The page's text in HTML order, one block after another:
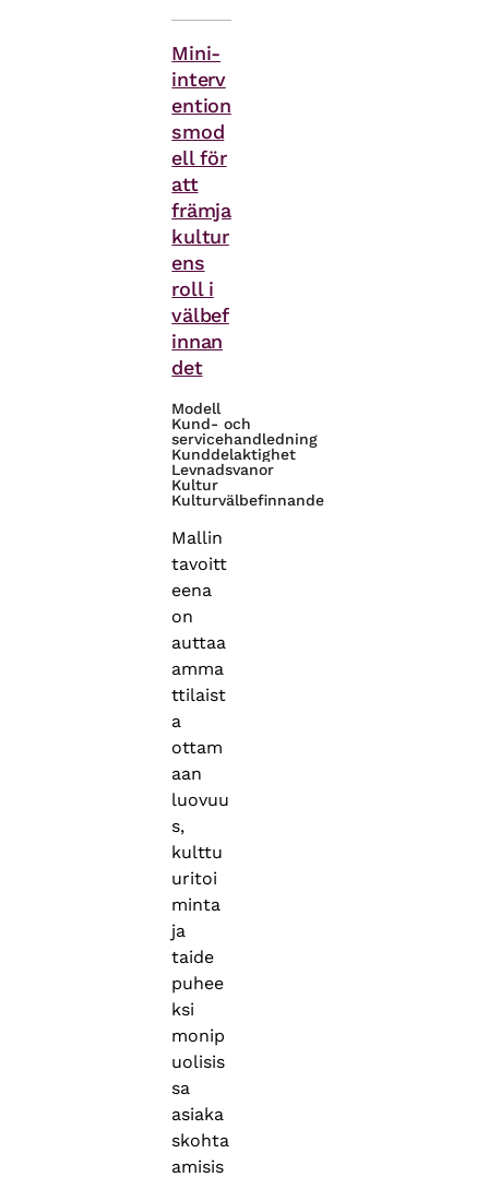
Mini-
interv
ention
smod
ell för
att
främja
kultur
ens
roll i
välbef
innan
det
Modell
Kund- och
servicehandledning
Kunddelaktighet
Levnadsvanor
Kultur
Kulturvälbefinnande
Mallin
tavoitt
eena
on
auttaa
amma
ttilaist
a
ottam
aan
luovuu
s,
kulttu
uritoi
minta
ja
taide
puhee
ksi
monip
uolisis
sa
asiaka
skohta
amisis